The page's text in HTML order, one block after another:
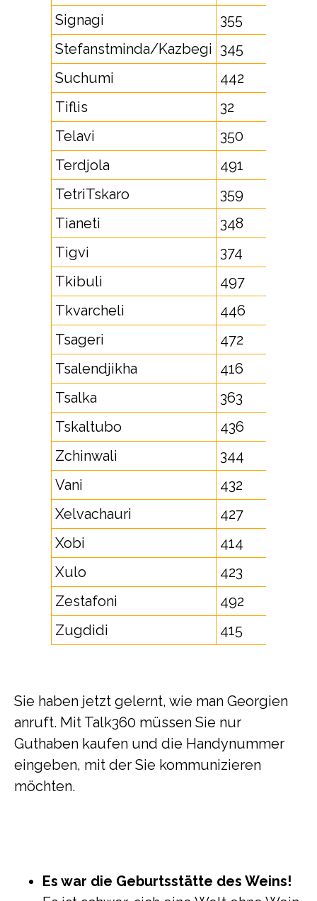
Signagi
355
Stefanstminda/Kazbegi 345
Suchumi
442
Tiflis
32
Telavi
350
Terdjola
491
TetriTskaro
359
Tianeti
348
Tigvi
374
Tkibuli
497
Tkvarcheli
446
Tsageri
472
Tsalendjikha
416
Tsalka
363
Tskaltubo
436
Zchinwali
344
Vani
432
Xelvachauri
427
Xobi
414
Xulo
423
Zestafoni
492
Zugdidi
415
Sie haben jetzt gelernt, wie man Georgien
anruft. Mit Talk360 müssen Sie nur
Guthaben kaufen und die Handynummer
eingeben, mit der Sie kommunizieren
möchten.
Es war die Geburtsstätte des Weins!